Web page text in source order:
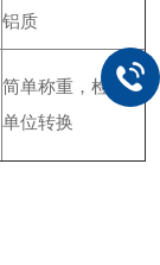
铝质
简单称重，检重，
单位转换